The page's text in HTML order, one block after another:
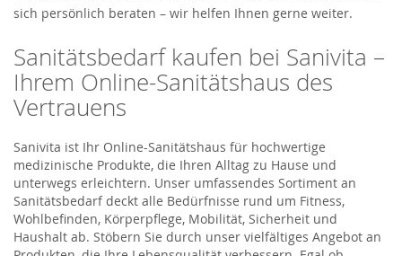
sich persönlich beraten – wir helfen Ihnen gerne weiter.
Sanitätsbedarf kaufen bei Sanivita –
Ihrem Online-Sanitätshaus des
Vertrauens
Sanivita ist Ihr Online-Sanitätshaus für hochwertige
medizinische Produkte, die Ihren Alltag zu Hause und
unterwegs erleichtern. Unser umfassendes Sortiment an
Sanitätsbedarf deckt alle Bedürfnisse rund um Fitness,
Wohlbefinden, Körperpflege, Mobilität, Sicherheit und
Haushalt ab. Stöbern Sie durch unser vielfältiges Angebot an